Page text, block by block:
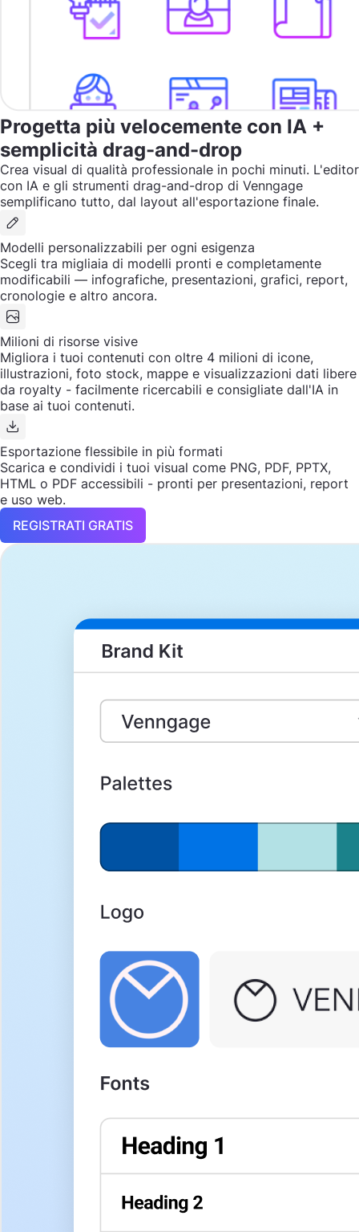
Progetta più velocemente con IA +
semplicità drag-and-drop
Crea visual di qualità professionale in pochi minuti. L'editor
con IA e gli strumenti drag-and-drop di Venngage
semplificano tutto, dal layout all'esportazione finale.
Modelli personalizzabili per ogni esigenza
Scegli tra migliaia di modelli pronti e completamente
modificabili — infografiche, presentazioni, grafici, report,
cronologie e altro ancora.
Milioni di risorse visive
Migliora i tuoi contenuti con oltre 4 milioni di icone,
illustrazioni, foto stock, mappe e visualizzazioni dati libere
da royalty - facilmente ricercabili e consigliate dall'IA in
base ai tuoi contenuti.
Esportazione flessibile in più formati
Scarica e condividi i tuoi visual come PNG, PDF, PPTX,
HTML o PDF accessibili - pronti per presentazioni, report
e uso web.
REGISTRATI GRATIS